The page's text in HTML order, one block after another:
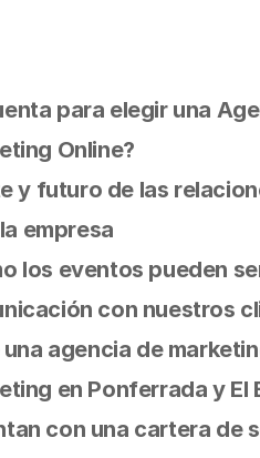
para elegir una
Online?
y futuro de las
empresa
los eventos pueden
con nuestros
agencia de
en Ponferrada y
con una cartera de